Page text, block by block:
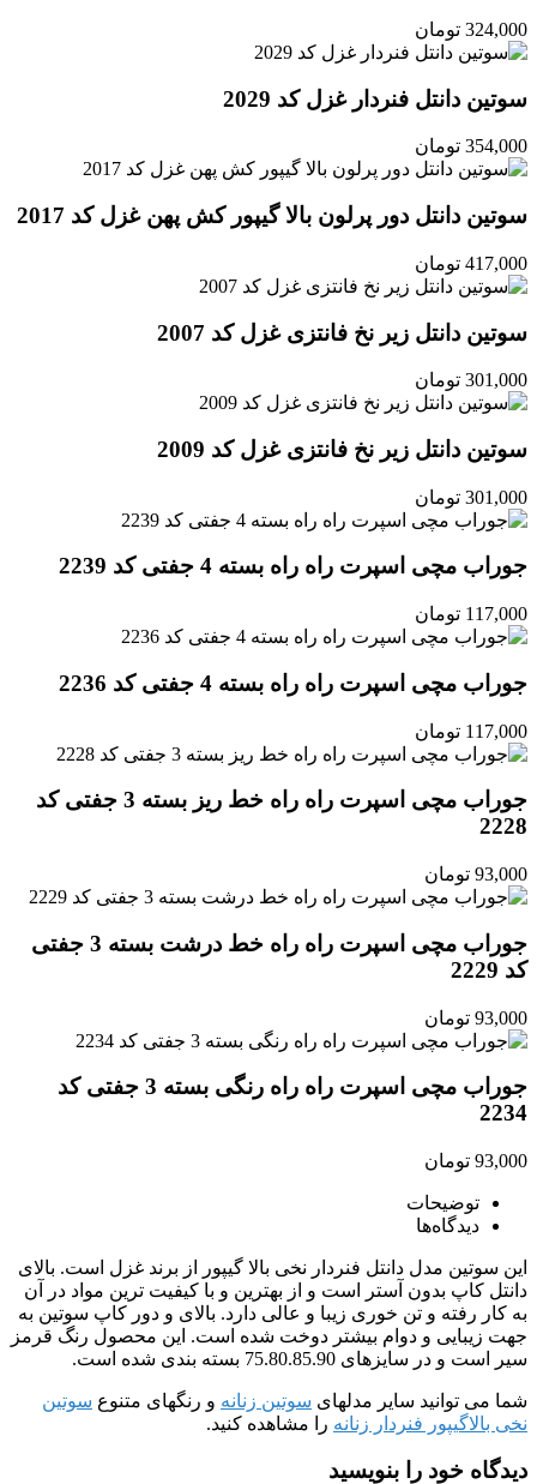
324,000 تومان
سوتین دانتل فنردار غزل کد 2029
354,000 تومان
سوتین دانتل دور پرلون بالا گیپور کش پهن غزل کد 2017
417,000 تومان
سوتین دانتل زیر نخ فانتزی غزل کد 2007
301,000 تومان
سوتین دانتل زیر نخ فانتزی غزل کد 2009
301,000 تومان
جوراب مچی اسپرت راه راه بسته 4 جفتی کد 2239
117,000 تومان
جوراب مچی اسپرت راه راه بسته 4 جفتی کد 2236
117,000 تومان
جوراب مچی اسپرت راه راه خط ریز بسته 3 جفتی کد
2228
93,000 تومان
جوراب مچی اسپرت راه راه خط درشت بسته 3 جفتی
کد 2229
93,000 تومان
جوراب مچی اسپرت راه راه رنگی بسته 3 جفتی کد
2234
93,000 تومان
توضیحات
دیدگاه‌ها
این سوتین مدل دانتل فنردار نخی بالا گیپور از برند غزل است. بالای
دانتل کاپ بدون آستر است و از بهترین و با کیفیت ترین مواد در آن
به کار رفته و تن خوری زیبا و عالی دارد. بالای و دور کاپ سوتین به
جهت زیبایی و دوام بیشتر دوخت شده است. این محصول رنگ قرمز
سیر است و در سایزهای 75.80.85.90 بسته بندی شده است.
شما می توانید سایر مدلهای سوتین زنانه و رنگهای متنوع سوتین
نخی بالاگیپور فنردار زنانه را مشاهده کنید.
دیدگاه خود را بنویسید